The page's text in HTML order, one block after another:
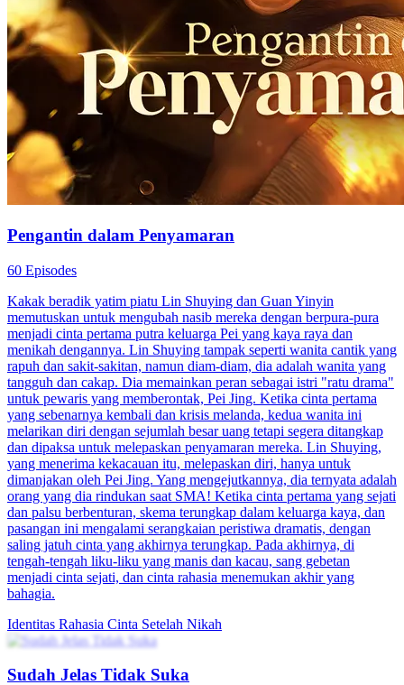
Pengantin dalam Penyamaran
60 Episodes
Kakak beradik yatim piatu Lin Shuying dan Guan Yinyin
memutuskan untuk mengubah nasib mereka dengan berpura-pura
menjadi cinta pertama putra keluarga Pei yang kaya raya dan
menikah dengannya. Lin Shuying tampak seperti wanita cantik yang
rapuh dan sakit-sakitan, namun diam-diam, dia adalah wanita yang
tangguh dan cakap. Dia memainkan peran sebagai istri "ratu drama"
untuk pewaris yang memberontak, Pei Jing. Ketika cinta pertama
yang sebenarnya kembali dan krisis melanda, kedua wanita ini
melarikan diri dengan sejumlah besar uang tetapi segera ditangkap
dan dipaksa untuk melepaskan penyamaran mereka. Lin Shuying,
yang menerima kekacauan itu, melepaskan diri, hanya untuk
dimanjakan oleh Pei Jing. Yang mengejutkannya, dia ternyata adalah
orang yang dia rindukan saat SMA! Ketika cinta pertama yang sejati
dan palsu berbenturan, skema terungkap dalam keluarga kaya, dan
pasangan ini mengalami serangkaian peristiwa dramatis, dengan
saling jatuh cinta yang akhirnya terungkap. Pada akhirnya, di
tengah-tengah liku-liku yang manis dan kacau, sang gebetan
menjadi cinta sejati, dan cinta rahasia menemukan akhir yang
bahagia.
Identitas Rahasia Cinta Setelah Nikah